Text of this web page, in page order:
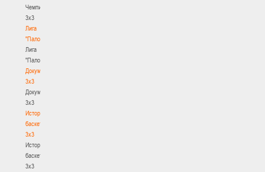
Чемпионат
3х3
Лига
"Палова"
Лига
"Палова"
Документы
3х3
Документы
3х3
История
баскетбола
3х3
История
баскетбола
3х3